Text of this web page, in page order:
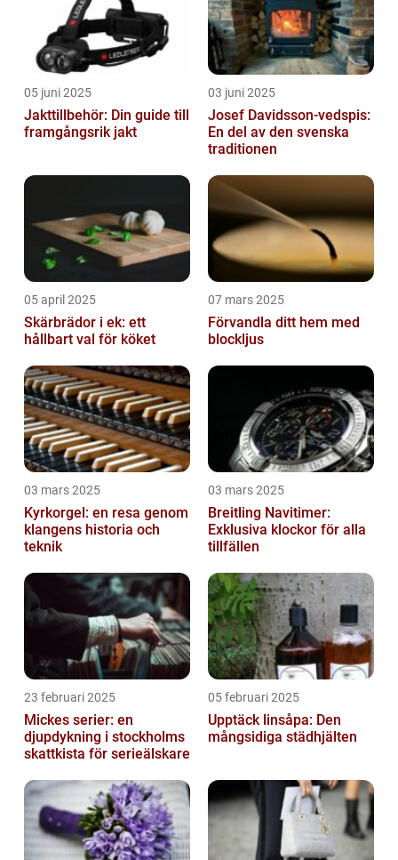
05 juni 2025
Jakttillbehör: Din guide till
framgångsrik jakt
03 juni 2025
Josef Davidsson-vedspis:
En del av den svenska
traditionen
05 april 2025
Skärbrädor i ek: ett
hållbart val för köket
07 mars 2025
Förvandla ditt hem med
blockljus
03 mars 2025
Kyrkorgel: en resa genom
klangens historia och
teknik
03 mars 2025
Breitling Navitimer:
Exklusiva klockor för alla
tillfällen
23 februari 2025
Mickes serier: en
djupdykning i stockholms
skattkista för serieälskare
05 februari 2025
Upptäck linsåpa: Den
mångsidiga städhjälten